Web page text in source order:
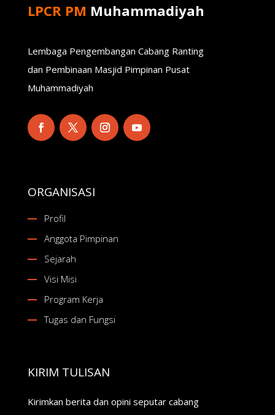
LPCR PM Muhammadiyah
Lembaga Pengembangan Cabang Ranting
dan Pembinaan Masjid Pimpinan Pusat
Muhammadiyah
ORGANISASI
Profil
Anggota Pimpinan
Sejarah
Visi Misi
Program Kerja
Tugas dan Fungsi
KIRIM TULISAN
Kirimkan berita dan opini seputar cabang